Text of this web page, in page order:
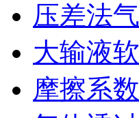
压差法
大输液
摩擦系